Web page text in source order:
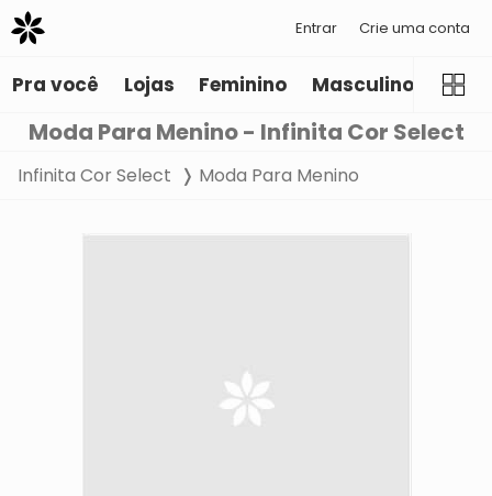
Entrar Crie uma conta
Pra você Lojas Feminino Masculino
Moda Para Menino - Infinita Cor Select
Infinita Cor Select Moda Para Menino